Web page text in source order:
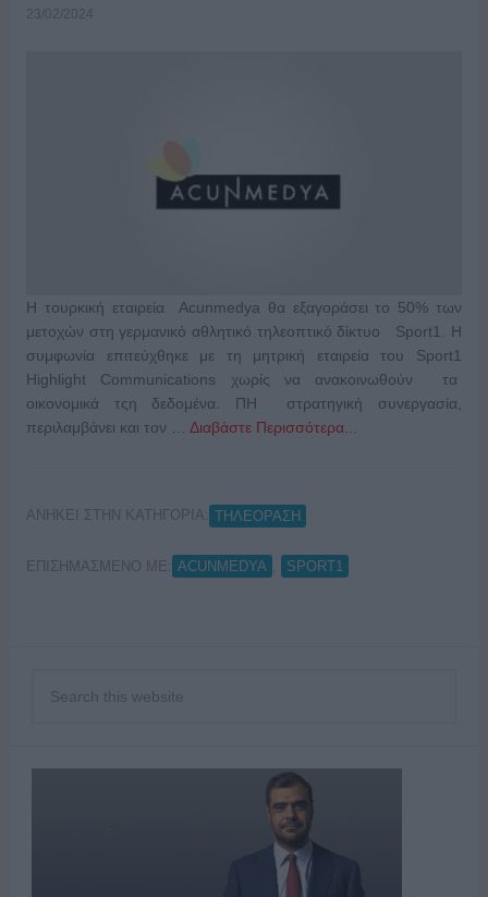
23/02/2024
Η τουρκική εταιρεία Acunmedya θα εξαγοράσει το 50% των
μετοχών στη γερμανικό αθλητικό τηλεοπτικό δίκτυο Sport1. Η
συμφωνία επιτεύχθηκε με τη μητρική εταιρεία του Sport1
Highlight Communications χωρίς να ανακοινωθούν τα
οικονομικά τςη δεδομένα. ΠΗ στρατηγική συνεργασία,
περιλαμβάνει και τον … Διαβάστε Περισσότερα...
ΑΝΗΚΕΙ ΣΤΗΝ ΚΑΤΗΓΟΡΙΑ: ΤΗΛΕΟΡΑΣΗ
ΕΠΙΣΗΜΑΣΜΕΝΟ ΜΕ: ACUNMEDYA SPORT1